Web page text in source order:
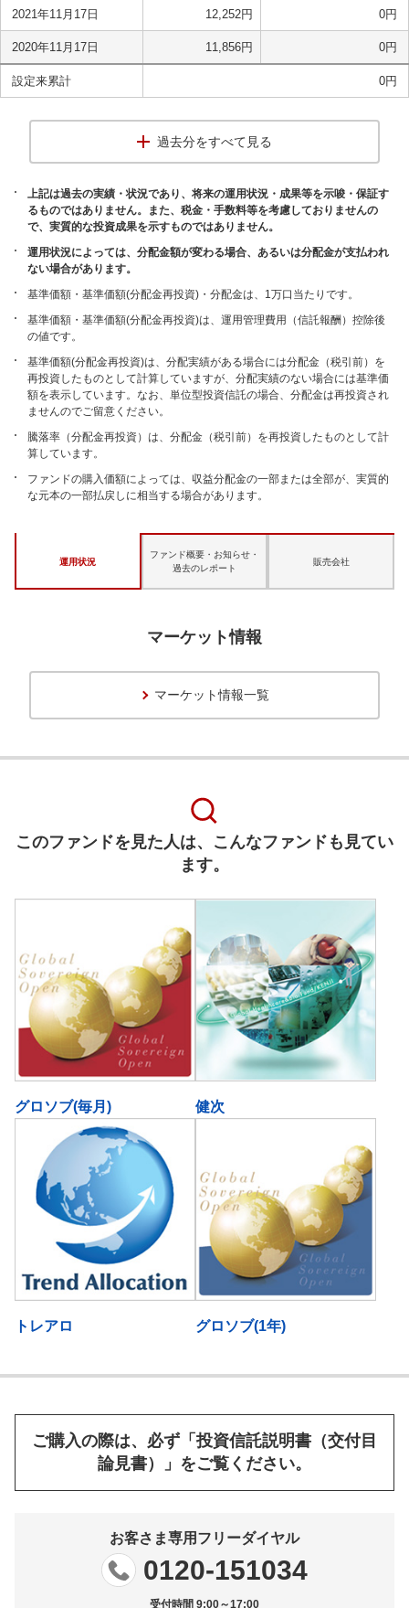
2021年11月17日 12,252円 0円
2020年11月17日 11,856円 0円
設定来累計 0円
過去分をすべて見る
上記は過去の実績・状況であり、将来の運用状況・成果等を示唆・保証す
るものではありません。また、税金・手数料等を考慮しておりませんの
で、実質的な投資成果を示すものではありません。
運用状況によっては、分配金額が変わる場合、あるいは分配金が支払われ
ない場合があります。
基準価額・基準価額(分配金再投資)・分配金は、1万口当たりです。
基準価額・基準価額(分配金再投資)は、運用管理費用（信託報酬）控除後
の値です。
基準価額(分配金再投資)は、分配実績がある場合には分配金（税引前）を
再投資したものとして計算していますが、分配実績のない場合には基準価
額を表示しています。なお、単位型投資信託の場合、分配金は再投資され
ませんのでご留意ください。
騰落率（分配金再投資）は、分配金（税引前）を再投資したものとして計
算しています。
ファンドの購入価額によっては、収益分配金の一部または全部が、実質的
な元本の一部払戻しに相当する場合があります。
運用状況
ファンド概要・お知らせ・
過去のレポート
販売会社
マーケット情報
マーケット情報一覧
このファンドを見た人は、こんなファンドも見てい
ます。
グロソブ(毎月) 健次
トレアロ グロソブ(1年)
ご購入の際は、必ず「投資信託説明書（交付目
論見書）」をご覧ください。
お客さま専用フリーダイヤル
0120-151034
受付時間 9:00～17:00